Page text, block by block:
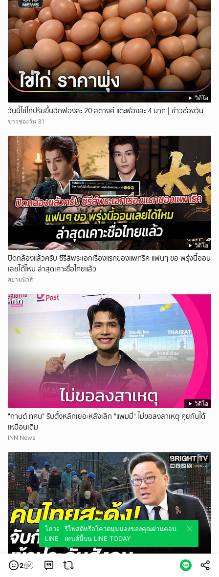
วิดีโอ
วันนี้ไข่ไก่ปรับขึ้นอีกฟองละ 20 สตางค์ แตะฟองละ 4 บาท | ข่าวช่องวัน
ข่าวช่องวัน 31
วิดีโอ
ปิดกล้องแล้วครับ ซีรีส์พระเอกเรื่องแรกของแพทริค แฟนๆ ขอ พรุ่งนี้ออน
เลยได้ไหม ล่าสุดเคาะชื่อไทยแล้ว
สยามนิวส์
วิดีโอ
"กานต์ ทศน" รับตั้งหลักเยอะหลังเลิก "แพมมี่" ไม่ขอลงสาเหตุ คุยกันได้
เหมือนเดิม
INN News
วิดีโอ
จุลพันธ์ รมว.แรงงาน เตรียมชง ครม. เห็นชอบ MOU ไทย-เมียนมา ฉบับ
2
โควตมุมมองของคุณผ่านคอนเทนต์นี้บน
LINE TODAY
รีโพสต์หรือโควตมุมมองของคุณผ่านคอน
เทนต์นี้บน LINE TODAY